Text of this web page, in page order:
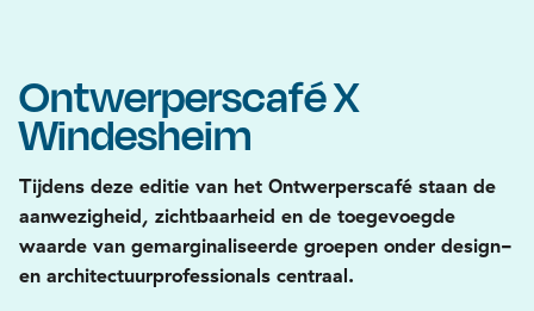
Ontwerperscafé X
Windesheim
Tijdens deze editie van het Ontwerperscafé staan de
aanwezigheid, zichtbaarheid en de toegevoegde
waarde van gemarginaliseerde groepen onder design-
en architectuurprofessionals centraal.